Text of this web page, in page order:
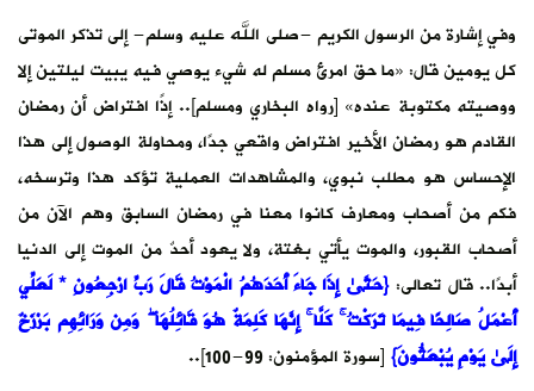
وفي إشارة من الرسول الكريم -صلى الله عليه وسلم- إلى تذكر الموتى
كل يومين قال: «ما حق امرئ مسلم له شيء يوصي فيه يبيت ليلتين إلا
ووصيته مكتوبة عنده» [رواه البخاري ومسلم].. إذًا افتراض أن رمضان
القادم هو رمضان الأخير افتراض واقعي جدًا، ومحاولة الوصول إلى هذا
الإحساس هو مطلب نبوي، والمشاهدات العملية تؤكد هذا وترسخه،
فكم من أصحاب ومعارف كانوا معنا في رمضان السابق وهم الآن من
أصحاب القبور، والموت يأتي بغتة، ولا يعود أحدٌ من الموت إلى الدنيا
أبدًا.. قال تعالى:{حَتَّىٰ إِذَا جَاءَ أَحَدَهُمُ الْمَوْتُ قَالَ رَبِّ ارْجِعُونِ * لَعَلِّي
أَعْمَلُ صَالِحًا فِيمَا تَرَكْتُ ۚ كَلَّا ۚ إِنَّهَا كَلِمَةٌ هُوَ قَائِلُهَا ۖ وَمِن وَرَائِهِم بَرْزَخٌ
إِلَىٰ يَوْمِ يُبْعَثُونَ} [سورة المؤمنون: 99-100]..